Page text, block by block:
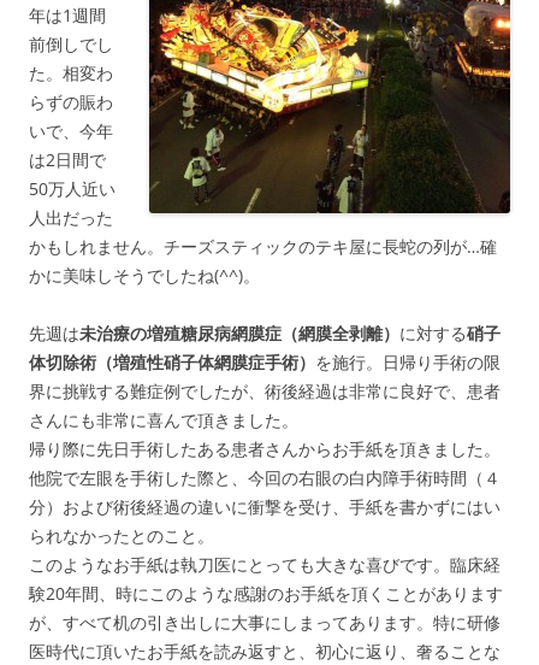
年は1週間
前倒しでし
た。相変わ
らずの賑わ
いで、今年
は2日間で
50万人近い
人出だった
かもしれません。チーズスティックのテキ屋に長蛇の列が…確
かに美味しそうでしたね(^^)。
先週は未治療の増殖糖尿病網膜症（網膜全剥離） に対する硝子
体切除術（増殖性硝子体網膜症手術） を施行。日帰り手術の限
界に挑戦する難症例でしたが、術後経過は非常に良好で、患者
さんにも非常に喜んで頂きました。
帰り際に先日手術したある患者さんからお手紙を頂きました。
他院で左眼を手術した際と、今回の右眼の白内障手術時間（４
分）および術後経過の違いに衝撃を受け、手紙を書かずにはい
られなかったとのこと。
このようなお手紙は執刀医にとっても大きな喜びです。臨床経
験20年間、時にこのような感謝のお手紙を頂くことがあります
が、すべて机の引き出しに大事にしまってあります。特に研修
医時代に頂いたお手紙を読み返すと、初心に返り、奢ることな